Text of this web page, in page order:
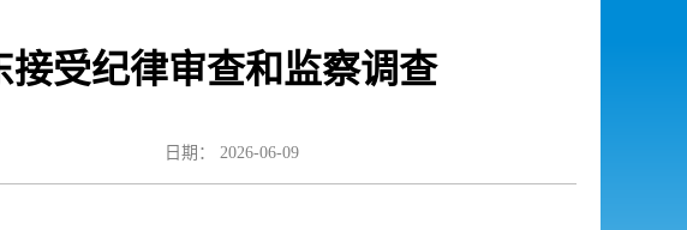
受纪律审查和监察调查
日期： 2026-06-09